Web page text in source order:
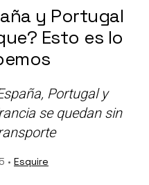
y Portugal
Esto es lo
Portugal y
se quedan sin
• Esquire